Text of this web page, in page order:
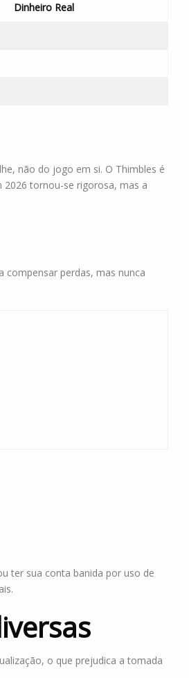
Dinheiro Real
não do jogo em si. O Thimbles é
2026 tornou-se rigorosa, mas a
compensar perdas, mas nunca
ter sua conta banida por uso de
o que prejudica a tomada